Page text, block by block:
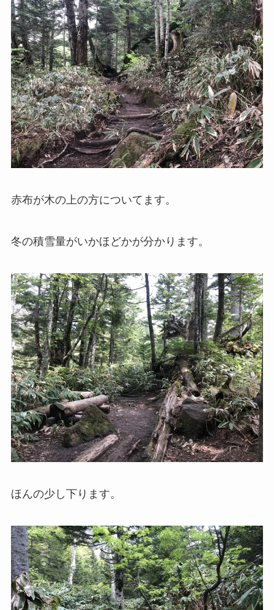
赤布が木の上の方についてます。
冬の積雪量がいかほどかが分かります。
ほんの少し下ります。